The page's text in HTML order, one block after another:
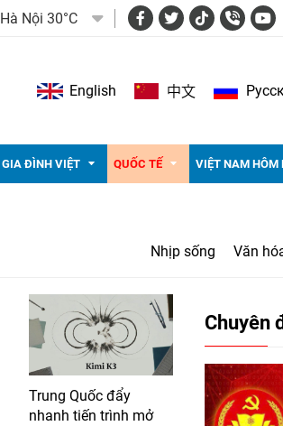
Hà Nội 30°C
English 中文
GIA ĐÌNH VIỆT QUỐC TẾ VIỆT NAM HÔM
Nhịp sống Văn
Trung Quốc đẩy
nhanh tiến trình mở
Chuyên